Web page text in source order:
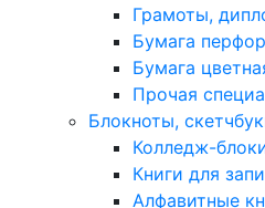
Грамоты,
Бумага
Бумага
Прочая
Блокноты,
Колледж-
Книги для
Алфавитные